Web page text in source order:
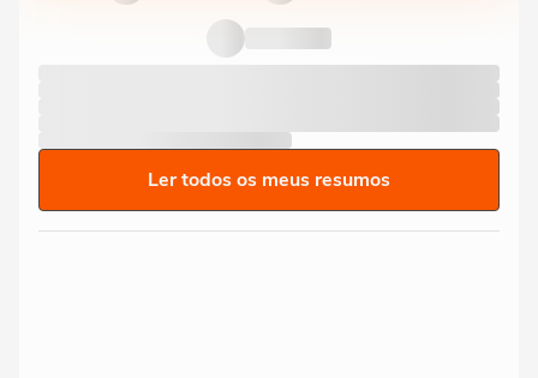
Ler todos os meus resumos